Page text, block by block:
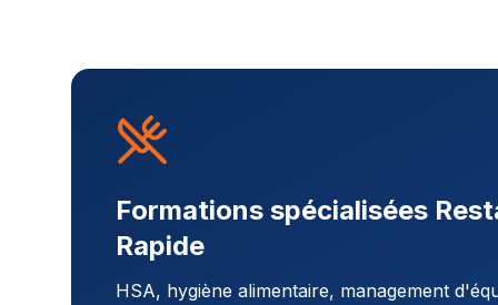
Formations spécialisées
Rapide
HSA, hygiène alimentaire, management